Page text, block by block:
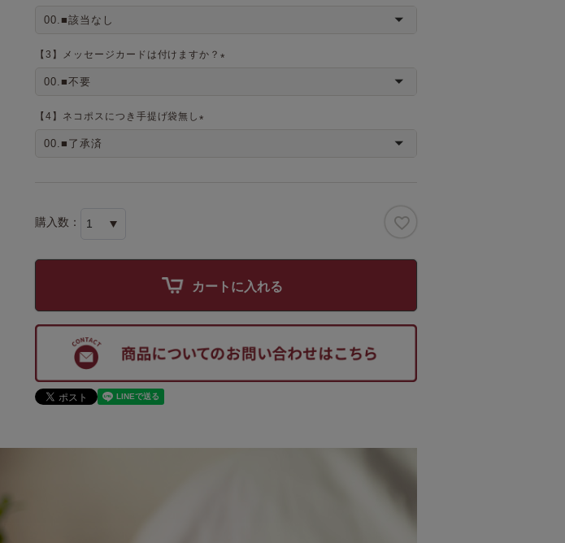
須
【3】メッセージカードは付けますか？
【4】ネコポスにつき手提げ袋無し
カートに入れる